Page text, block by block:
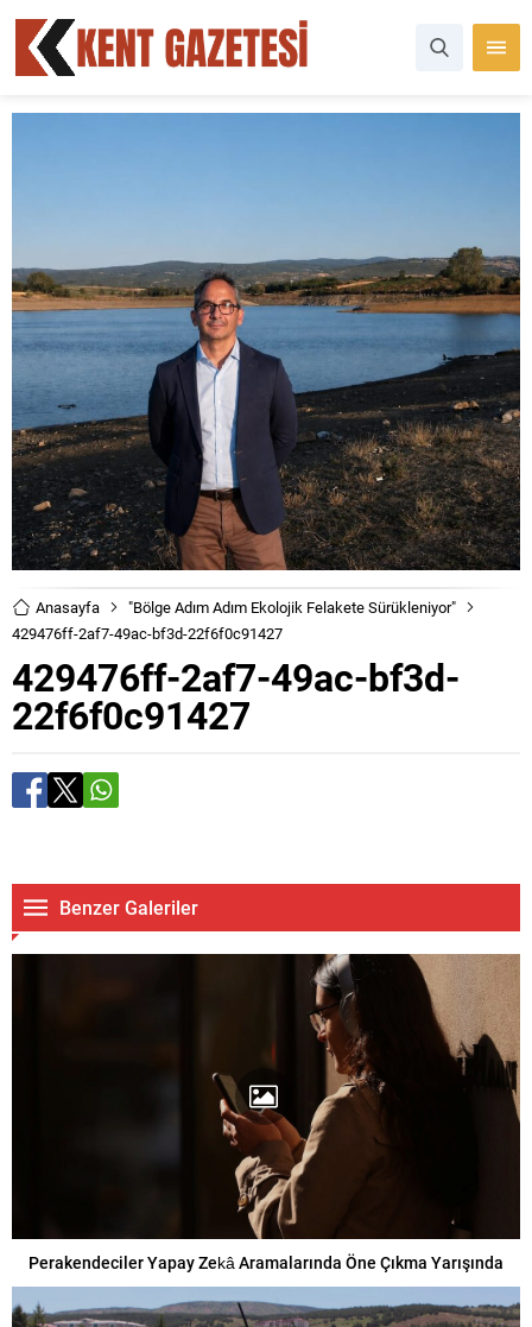
Anasayfa
"Bölge Adım Adım Ekolojik Felakete Sürükleniyor"
429476ff-2af7-49ac-bf3d-22f6f0c91427
429476ff-2af7-49ac-bf3d-
22f6f0c91427
Benzer Galeriler
Perakendeciler Yapay Zekâ Aramalarında Öne Çıkma Yarışında